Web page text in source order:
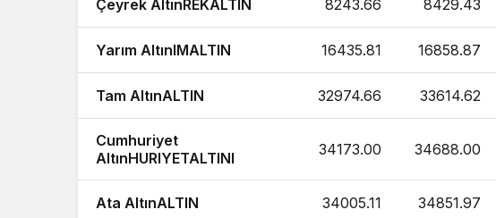
Çeyrek AltınREKALTIN 8243.66 8429.43
Yarım AltınIMALTIN 16435.81 16858.87
Tam AltınALTIN 32974.66 33614.62
Cumhuriyet
AltınHURIYETALTINI
34173.00 34688.00
Ata AltınALTIN 34005.11 34851.97